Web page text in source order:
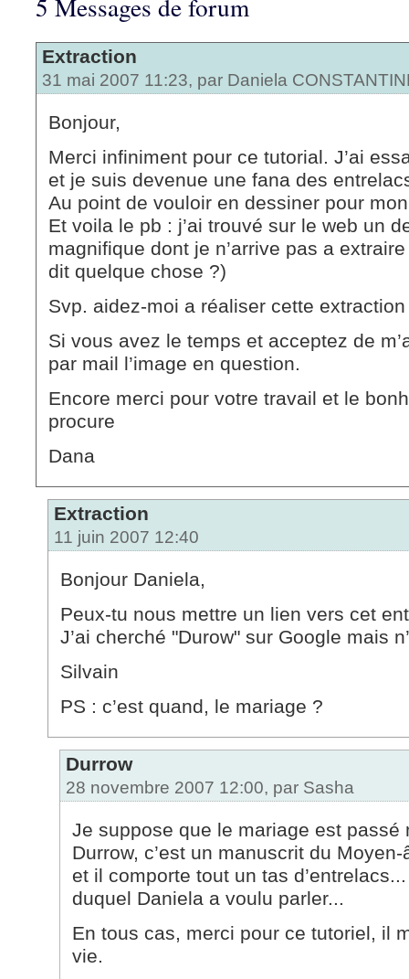
5 Messages de forum
Extraction
31 mai 2007 11:23, par Daniela
Bonjour,
Merci infiniment pour ce tutorial. J’ai
et je suis devenue une fana des
Au point de vouloir en dessiner pour
Et voila le pb : j’ai trouvé sur le web un
magnifique dont je n’arrive pas a
dit quelque chose ?)
Svp. aidez-moi a réaliser cette
Si vous avez le temps et acceptez de
par mail l’image en question.
Encore merci pour votre travail et le
procure
Dana
Extraction
11 juin 2007 12:40
Bonjour Daniela,
Peux-tu nous mettre un lien vers cet
J’ai cherché "Durow" sur Google mais
Silvain
PS : c’est quand, le mariage ?
Durrow
28 novembre 2007 12:00, par Sasha
Je suppose que le mariage est passé
Durrow, c’est un manuscrit du
et il comporte tout un tas
duquel Daniela a voulu parler...
En tous cas, merci pour ce tutoriel, il
vie.